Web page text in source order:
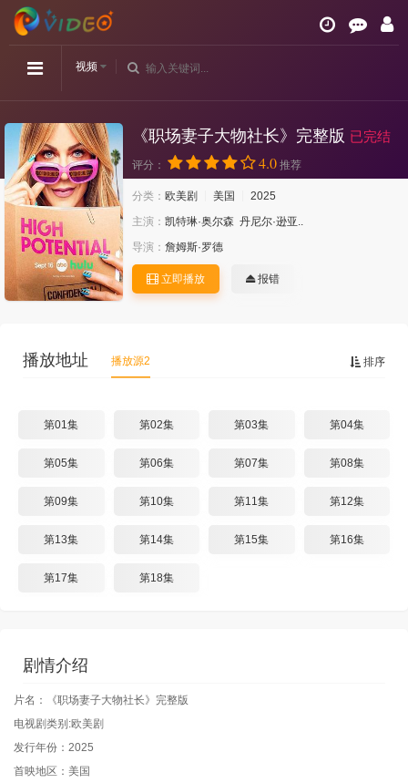
视频
《职场妻子大物社长》完整版 已完结
评分： 4.0 推荐
分类： 欧美剧 美国
2025
主演： 凯特琳·奥尔森 丹尼尔·逊亚..
导演： 詹姆斯·罗德
立即播放 报错
排序
播放地址 播放源2
第01集 第02集 第03集 第04集
第05集 第06集 第07集 第08集
第09集 第10集 第11集 第12集
第13集 第14集 第15集 第16集
第17集 第18集
剧情介绍
片名：《职场妻子大物社长》完整版
电视剧类别:欧美剧
发行年份：2025
首映地区：美国